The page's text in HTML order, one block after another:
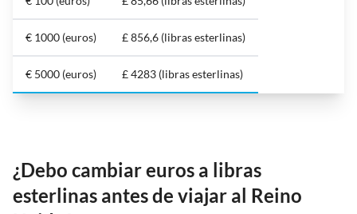
€ 1000 (euros) £ 856,6 (libras esterlinas)
€ 5000 (euros) £ 4283 (libras esterlinas)
¿Debo cambiar euros a libras
esterlinas antes de viajar al Reino